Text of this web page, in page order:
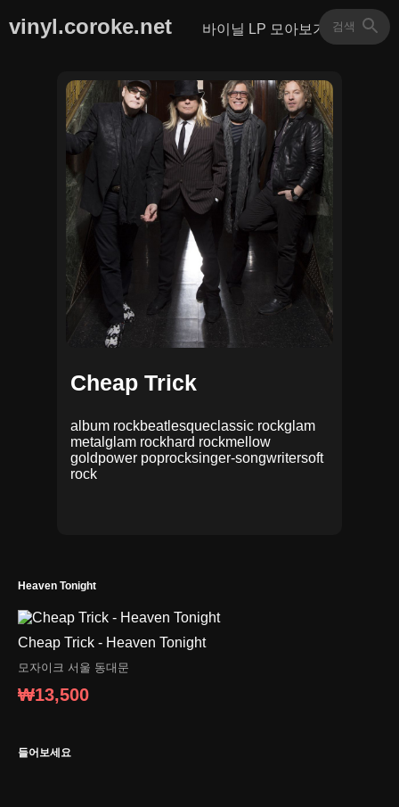
vinyl.coroke.net 바이닐 LP 모아보기
Cheap Trick
album rockbeatlesqueclassic rockglam
metal glam rockhard rockmellow
goldpower poprocksinger-songwritersoft
rock
Heaven Tonight
Cheap Trick - Heaven Tonight
모자이크 서울 동대문
₩13,500
들어보세요